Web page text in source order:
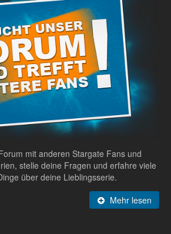
mit anderen Stargate Fans und
stelle deine Fragen und erfahre viele
über deine Lieblingsserie.
Mehr lesen